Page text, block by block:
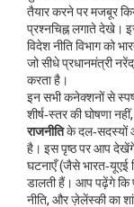
तैयार करने पर मजबूर
प्रश्नचिह्न लगाते देखे।
विदेश नीति विभाग को
जो सीधेप्रधानमंत्री
करता है।
इन सभी कनेक्शनों से
शीर्ष‑स्तर की घोषणा
राजनीतिके दल‑सदस्यों
है। इस पृष्ठ पर आप
घटनाएँ (जैसे भारत‑यूएई
डालती हैं। आप पढ़ेंगे कि
नीति, और ज़ेलेंस्की का